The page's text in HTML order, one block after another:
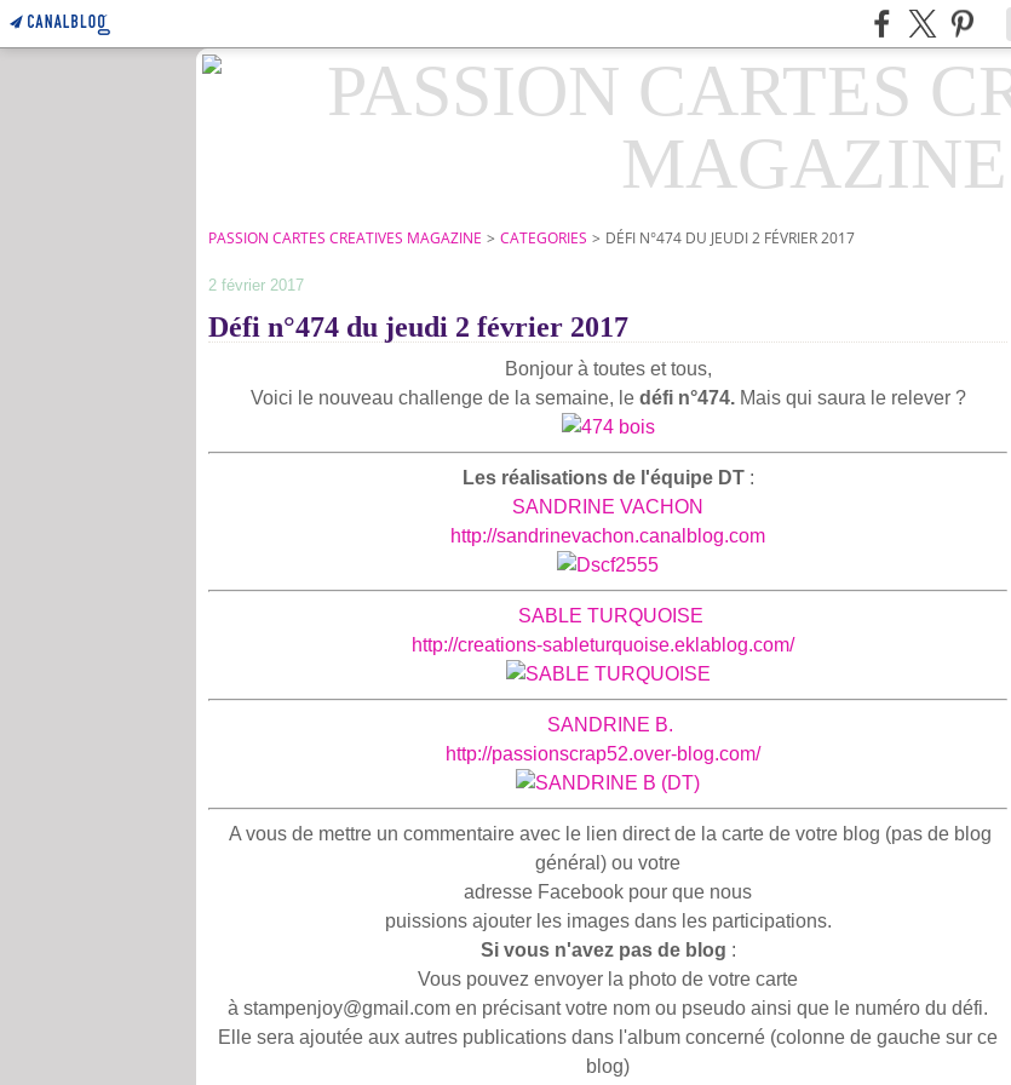
PASSION CARTES CREATIVES MAGAZINE > CATEGORIES > DÉFI N°474 DU JEUDI 2 FÉVRIER 2017
2 février 2017
Défi n°474 du jeudi 2 février 2017
Bonjour à toutes et tous,
Voici le nouveau challenge de la semaine, le défi n°474.Mais qui saura le relever ?
Les réalisations de l'équipe DT:
SANDRINE VACHON
http://sandrinevachon.canalblog.com
SABLE TURQUOISE
http://creations-sableturquoise.eklablog.com/
SAN DRINE B.
http://passionscrap52.over-blog.com/
A vous de mettre un commentaire avec le lien direct de la carte de votre blog (pas de blog
général) ou votre
adresse Facebook pour que nous
puissions ajouter les images dans les participations.
Si vous n'avez pas de blog :
Vous pouvez envoyer la photo de votre carte
à stampenjoy@gmail.com en précisant votre nom ou pseudo ainsi que le numéro du défi.
Elle sera ajoutée aux autres publications dans l'album concerné (colonne de gauche sur ce
blog)